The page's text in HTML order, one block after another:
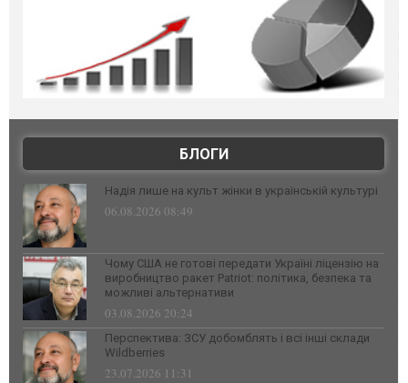
БЛОГИ
Надія лише на культ жінки в українській культурі
06.08.2026 08:49
Чому США не готові передати Україні ліцензію на
виробництво ракет Patriot: політика, безпека та
можливі альтернативи
03.08.2026 20:24
Перспектива: ЗСУ добомблять і всі інші склади
Wildberries
23.07.2026 11:31